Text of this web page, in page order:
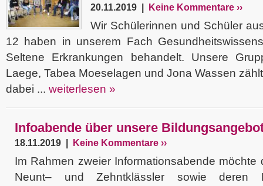
20.11.2019 | Keine Kommentare ››
Wir Schülerinnen und Schüler
12 haben in unserem Fach
Seltene Erkrankungen behandelt. Unsere
Laege, Tabea Moeselagen und Jona Wassen
dabei ... weiterlesen »
Infoabende über unsere
18.11.2019 | Keine Kommentare ››
Im Rahmen zweier Informationsabende möchte
Neunt– und Zehntklässler sowie deren